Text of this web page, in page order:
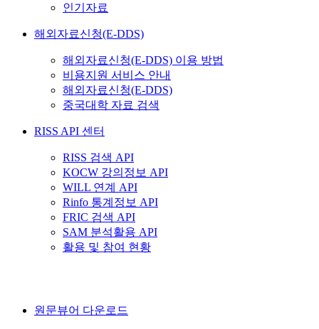
인기자료
해외자료신청(E-DDS)
해외자료신청(E-DDS) 이용 방법
비용지원 서비스 안내
해외자료신청(E-DDS)
중국대학 자료 검색
RISS API 센터
RISS 검색 API
KOCW 강의정보 API
WILL 연계 API
Rinfo 통계정보 API
FRIC 검색 API
SAM 분석활용 API
활용 및 참여 현황
원문뷰어 다운로드